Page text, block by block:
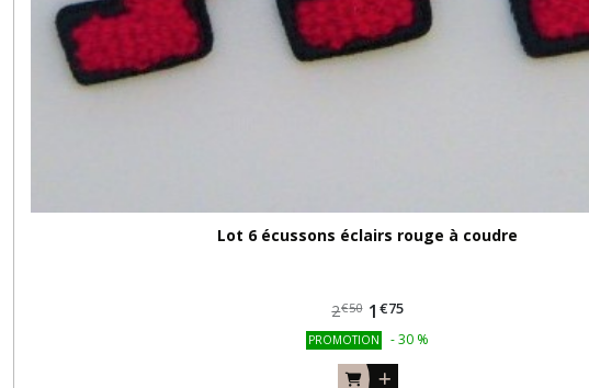
Lot 6 écussons éclairs rouge à coudre
2€50 1 €75
PROMOTION -30 %